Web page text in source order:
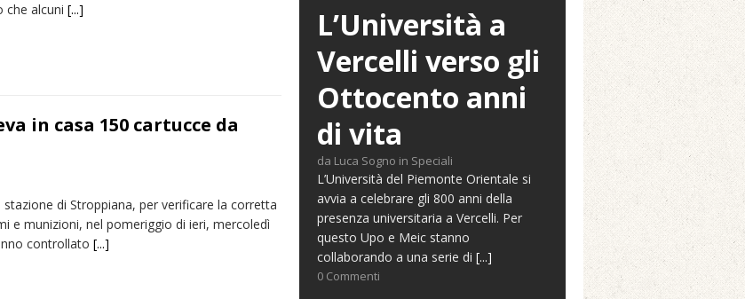
che alcuni [...]
in casa 150 cartucce da
stazione di Stroppiana, per verificare la corretta
e munizioni, nel pomeriggio di ieri, mercoledì
controllato [...]
L’Università a
Vercelli verso gli
Ottocento anni
di vita
da Luca Sogno in Speciali
L’Università del Piemonte Orientale si
avvia a celebrare gli 800 anni della
presenza universitaria a Vercelli. Per
questo Upo e Meic stanno
collaborando a una serie di [...]
0 Commenti